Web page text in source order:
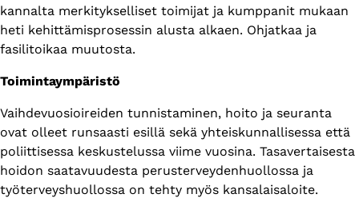
kannalta merkitykselliset toimijat ja kumppanit mukaan
heti kehittämisprosessin alusta alkaen. Ohjatkaa ja
fasilitoikaa muutosta.
Toimintaympäristö
Vaihdevuosioireiden tunnistaminen, hoito ja seuranta
ovat olleet runsaasti esillä sekä yhteiskunnallisessa että
poliittisessa keskustelussa viime vuosina. Tasavertaisesta
hoidon saatavuudesta perusterveydenhuollossa ja
työterveyshuollossa on tehty myös kansalaisaloite.